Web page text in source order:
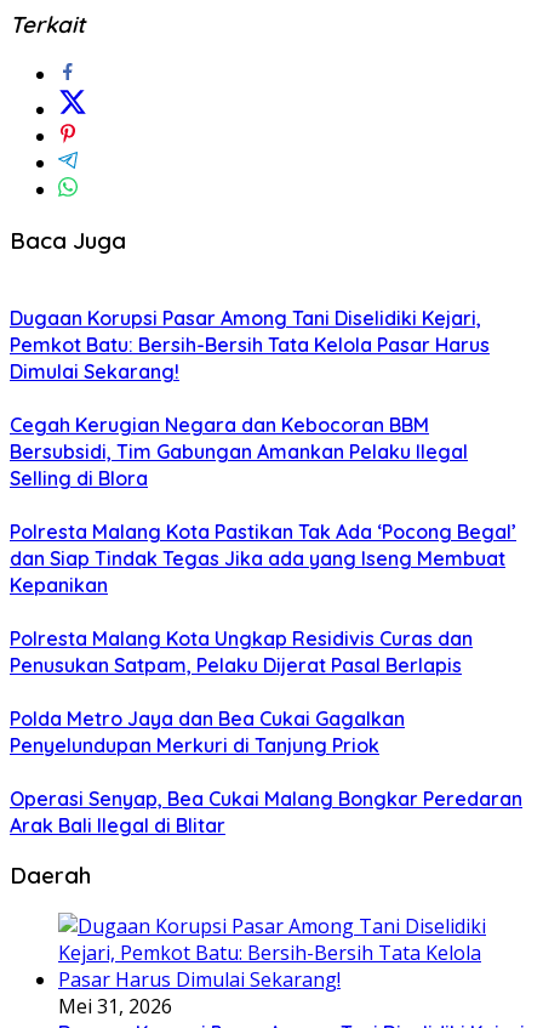
Terkait
Baca Juga
Dugaan Korupsi Pasar Among Tani Diselidiki Kejari,
Pemkot Batu: Bersih-Bersih Tata Kelola Pasar Harus
Dimulai Sekarang!
Cegah Kerugian Negara dan Kebocoran BBM
Bersubsidi, Tim Gabungan Amankan Pelaku Ilegal
Selling di Blora
Polresta Malang Kota Pastikan Tak Ada ‘Pocong Begal’
dan Siap Tindak Tegas Jika ada yang Iseng Membuat
Kepanikan
Polresta Malang Kota Ungkap Residivis Curas dan
Penusukan Satpam, Pelaku Dijerat Pasal Berlapis
Polda Metro Jaya dan Bea Cukai Gagalkan
Penyelundupan Merkuri di Tanjung Priok
Operasi Senyap, Bea Cukai Malang Bongkar Peredaran
Arak Bali Ilegal di Blitar
Daerah
Mei 31, 2026